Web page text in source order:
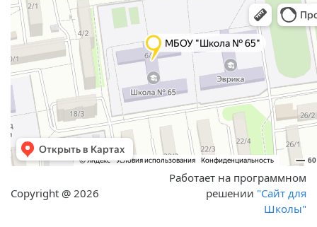
Copyright @ 2026
Работает на программном
решении "Сайт для
Школы"